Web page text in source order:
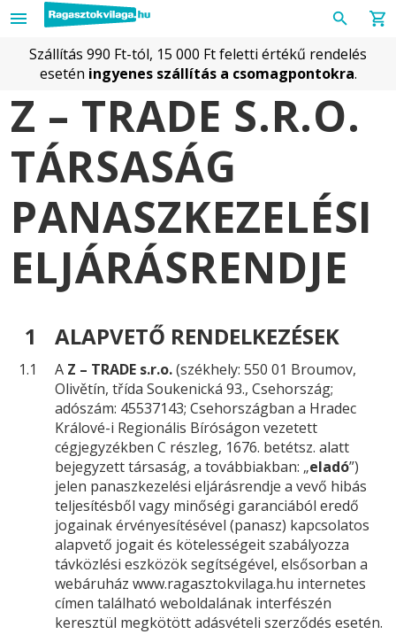
Szállítás 990 Ft-tól, 15 000 Ft feletti értékű rendelés
esetén ingyenes szállítás a csomagpontokra.
Z – TRADE S.R.O.
TÁRSASÁG
PANASZKEZELÉSI
ELJÁRÁSRENDJE
1 ALAPVETŐ RENDELKEZÉSEK
1.1 A Z – TRADE s.r.o.(székhely: 550 01 Broumov,
Olivětín, třída Soukenická 93., Csehország;
adószám: 45537143; Csehországban a Hradec
Králové-i Regionális Bíróságon vezetett
cégjegyzékben C részleg, 1676. betétsz. alatt
bejegyzett társaság, a továbbiakban: „eladó”)
jelen panaszkezelési eljárásrendje a vevő hibás
teljesítésből vagy minőségi garanciából eredő
jogainak érvényesítésével (panasz) kapcsolatos
alapvető jogait és kötelességeit szabályozza
távközlési eszközök segítségével, elsősorban a
webáruház www.ragasztokvilaga.hu internetes
címen található weboldalának interfészén
keresztül megkötött adásvételi szerződés esetén.